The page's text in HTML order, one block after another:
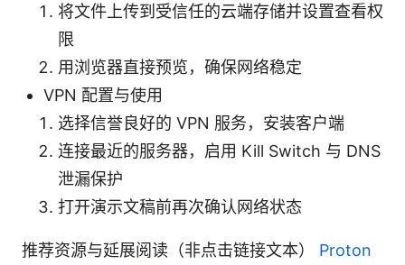
将文件上传到受信任的云端存储并设置查看权
限
用浏览器直接预览，确保网络稳定
VPN 配置与使用
选择信誉良好的 VPN 服务，安装客户端
连接最近的服务器，启用 Kill Switch 与 DNS
泄漏保护
打开演示文稿前再次确认网络状态
推荐资源与延展阅读（非点击链接文本） Proton